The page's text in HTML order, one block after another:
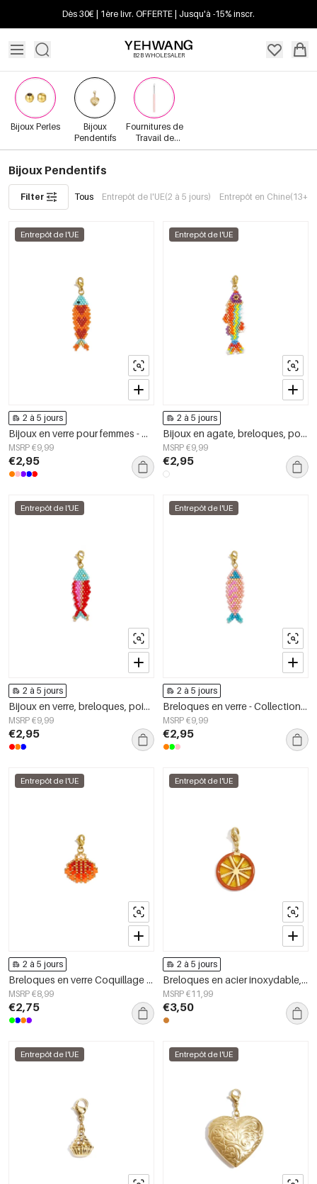
Dès 30€ | 1ère livr. OFFERTE | Jusqu'à -15% inscr.
B2B WHOLESALER
Bijoux Perles
Bijoux
Pendentifs
Fournitures de
Travail de
Bijoux
Bijoux Pendentifs
Filter Tous Entrepôt de l'UE(2 à 5 jours) Entrepôt en Chine(13+
Entrepôt de l'UE
2 à 5 jours
Bijoux en verre pour femmes - Collection Romantique Décontractée et Quotidienne
MSRP €9,99
€2,95
Entrepôt de l'UE
2 à 5 jours
Bijoux en agate, breloques, poissons, vacances, collection romantique quotidienne, bijoux pour femmes
MSRP €9,99
€2,95
Entrepôt de l'UE
2 à 5 jours
Bijoux en verre, breloques, poissons, vacances, collection romantique quotidienne, bijoux pour femmes
MSRP €9,99
€2,95
Entrepôt de l'UE
2 à 5 jours
Breloques en verre - Collection Poissons - Vacances/Plage - Romantique - Bijoux pour femmes
MSRP €9,99
€2,95
Entrepôt de l'UE
2 à 5 jours
Breloques en verre Coquillage Vacances/Plage Collection Romantique Bijoux pour femmes
MSRP €8,99
€2,75
Entrepôt de l'UE
2 à 5 jours
Breloques en acier inoxydable, motif fruits, collection Daily Simple, bijoux pour femmes
MSRP €11,99
€3,50
Entrepôt de l'UE Entrepôt de l'UE